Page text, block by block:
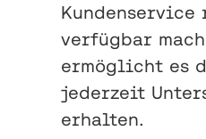
Kundenservice
verfügbar
ermöglicht es
jederzeit
erhalten.